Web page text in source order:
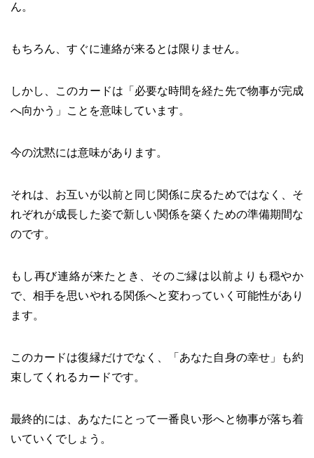
ん。
もちろん、すぐに連絡が来るとは限りません。
しかし、このカードは「必要な時間を経た先で物事が完成
へ向かう」ことを意味しています。
今の沈黙には意味があります。
それは、お互いが以前と同じ関係に戻るためではなく、そ
れぞれが成長した姿で新しい関係を築くための準備期間な
のです。
もし再び連絡が来たとき、そのご縁は以前よりも穏やか
で、相手を思いやれる関係へと変わっていく可能性があり
ます。
このカードは復縁だけでなく、「あなた自身の幸せ」も約
束してくれるカードです。
最終的には、あなたにとって一番良い形へと物事が落ち着
いていくでしょう。